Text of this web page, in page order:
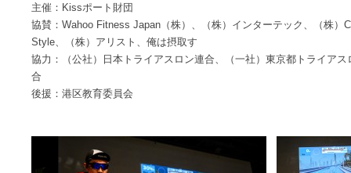
主催：Kissポート財団
協賛：Wahoo Fitness Japan（株）、（株）インターテック、（株）
Style、（株）アリスト、俺は摂取す
協力：（公社）日本トライアスロン連合、（一社）東京都トライア
合
後援：港区教育委員会